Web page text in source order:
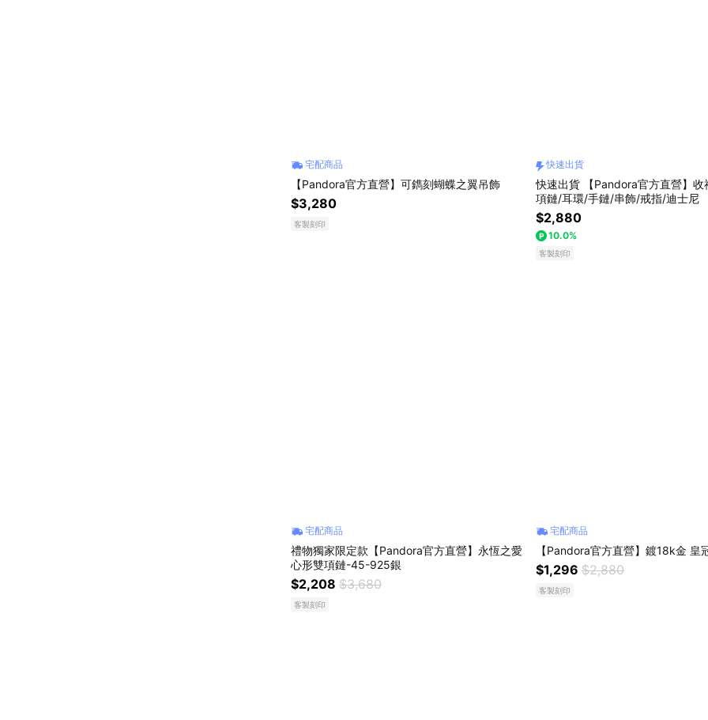
宅配商品
【Pandora官方直營】可鐫刻蝴蝶之翼吊飾
$3,280
客製刻印
快速出貨
快速出貨 【Pandora官方直營】收
項鏈/耳環/手鏈/串飾/戒指/迪士尼
$2,880
10.0%
客製刻印
宅配商品
禮物獨家限定款【Pandora官方直營】永恆之愛
心形雙項鏈-45-925銀
$2,208 $3,680
客製刻印
宅配商品
【Pandora官方直營】鍍18k金 皇
$1,296 $2,880
客製刻印